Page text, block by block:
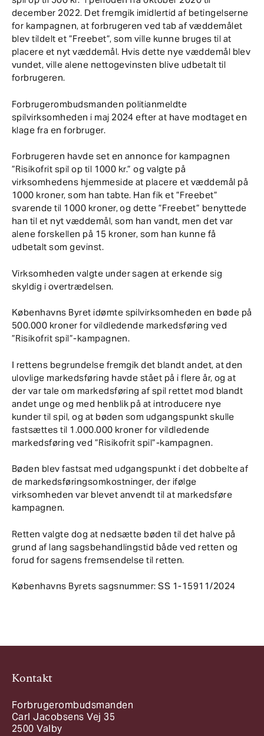
december 2022. Det fremgik imidlertid af betingelserne
for kampagnen, at forbrugeren ved tab af væddemålet
blev tildelt et ”Freebet”, som ville kunne bruges til at
placere et nyt væddemål. Hvis dette nye væddemål blev
vundet, ville alene nettogevinsten blive udbetalt til
forbrugeren.
Forbrugerombudsmanden politianmeldte
spilvirksomheden i maj 2024 efter at have modtaget en
klage fra en forbruger.
Forbrugeren havde set en annonce for kampagnen
”Risikofrit spil op til 1000 kr.” og valgte på
virksomhedens hjemmeside at placere et væddemål på
1000 kroner, som han tabte. Han fik et ”Freebet”
svarende til 1000 kroner, og dette ”Freebet” benyttede
han til et nyt væddemål, som han vandt, men det var
alene forskellen på 15 kroner, som han kunne få
udbetalt som gevinst.
Virksomheden valgte under sagen at erkende sig
skyldig i overtrædelsen.
Københavns Byret idømte spilvirksomheden en bøde på
500.000 kroner for vildledende markedsføring ved
”Risikofrit spil”-kampagnen.
I rettens begrundelse fremgik det blandt andet, at den
ulovlige markedsføring havde stået på i flere år, og at
der var tale om markedsføring af spil rettet mod blandt
andet unge og med henblik på at introducere nye
kunder til spil, og at bøden som udgangspunkt skulle
fastsættes til 1.000.000 kroner for vildledende
markedsføring ved ”Risikofrit spil”-kampagnen.
Bøden blev fastsat med udgangspunkt i det dobbelte af
de markedsføringsomkostninger, der ifølge
virksomheden var blevet anvendt til at markedsføre
kampagnen.
Retten valgte dog at nedsætte bøden til det halve på
grund af lang sagsbehandlingstid både ved retten og
forud for sagens fremsendelse til retten.
Københavns Byrets sagsnummer: SS 1-15911/2024
Kontakt
Forbrugerombudsmanden
Carl Jacobsens Vej 35
2500 Valby